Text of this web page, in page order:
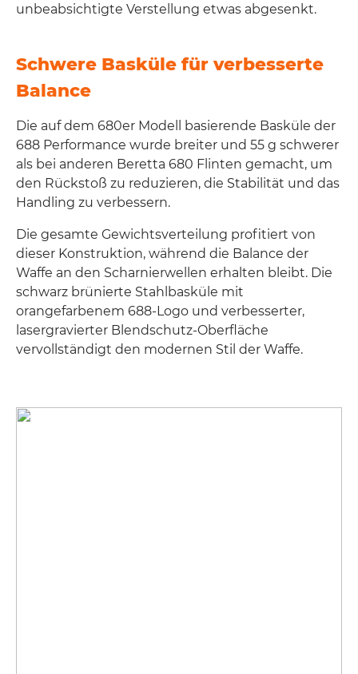
unbeabsichtigte Verstellung etwas abgesenkt.
Schwere Basküle für verbesserte
Balance
Die auf dem 680er Modell basierende Basküle der
688 Performance wurde breiter und 55 g schwerer
als bei anderen Beretta 680 Flinten gemacht, um
den Rückstoß zu reduzieren, die Stabilität und das
Handling zu verbessern.
Die gesamte Gewichtsverteilung profitiert von
dieser Konstruktion, während die Balance der
Waffe an den Scharnierwellen erhalten bleibt. Die
schwarz brünierte Stahlbasküle mit
orangefarbenem 688-Logo und verbesserter,
lasergravierter Blendschutz-Oberfläche
vervollständigt den modernen Stil der Waffe.